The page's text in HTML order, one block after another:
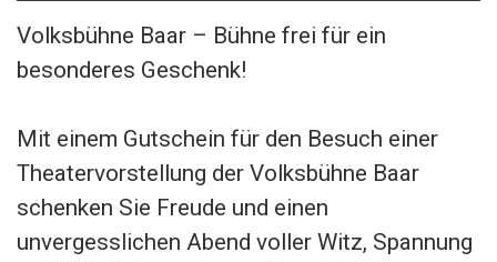
Volksbühne Baar – Bühne frei für ein
besonderes Geschenk!
Mit einem Gutschein für den Besuch einer
Theatervorstellung der Volksbühne Baar
schenken Sie Freude und einen
unvergesslichen Abend voller Witz, Spannung